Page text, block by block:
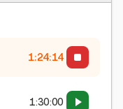
1:24:15
1:30:00